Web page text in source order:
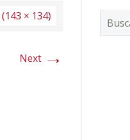
× 134)
Next →